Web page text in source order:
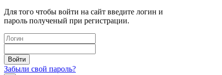
Для того чтобы войти на сайт введите логин и
пароль полученый при регистрации.
Забыли свой пароль?